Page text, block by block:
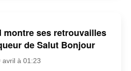
montre ses retrouvailles
de Salut Bonjour
avril à 01:23